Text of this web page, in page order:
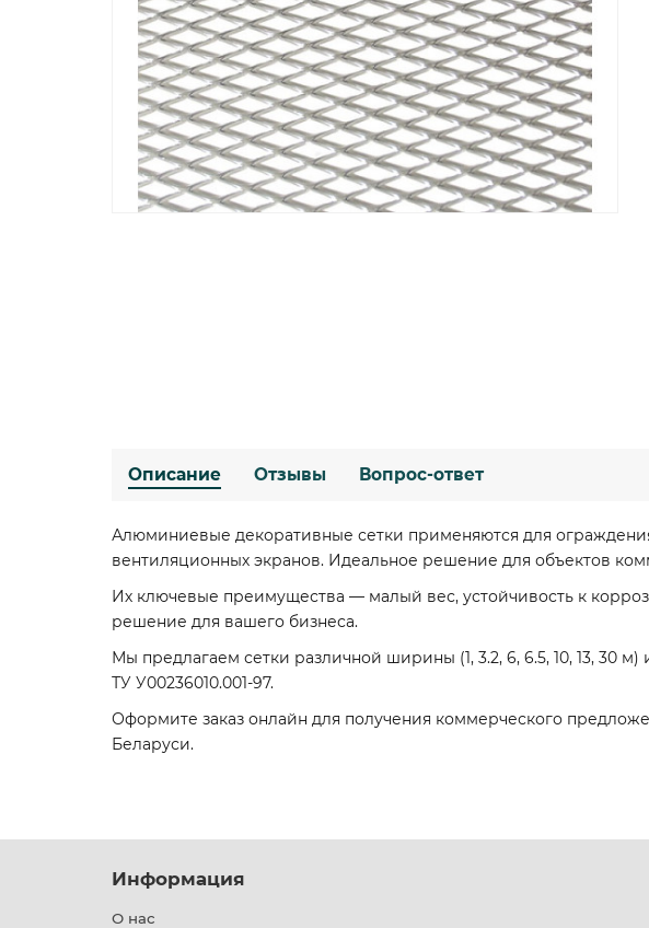
Описание Отзывы Вопрос-ответ
Алюминиевые декоративные сетки применяются для
вентиляционных экранов. Идеальное решение для объектов
Их ключевые преимущества — малый вес, устойчивость к
решение для вашего бизнеса.
Мы предлагаем сетки различной ширины (1, 3.2, 6, 6.5, 10, 13, 30
ТУ У00236010.001-97.
Оформите заказ онлайн для получения коммерческого
Беларуси.
Информация
О нас